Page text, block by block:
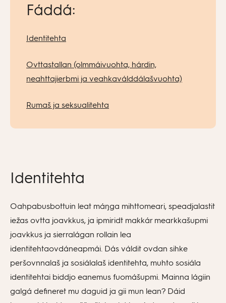
Fáddá:
Identitehta
Ovttastallan (olmmáivuohta, hárdin,
neahttajierbmi ja veahkaválddálašvuohta)
Rumaš ja seksualitehta
Identitehta
Oahpabusbottuin leat máŋga mihttomeari, speadjalastit
iežas ovtta joavkkus, ja ipmiridt makkár mearkkašupmi
joavkkus ja sierralágan rollain lea
identitehtaovdáneapmái. Dás váldit ovdan sihke
peršovnnalaš ja sosiálalaš identitehta, muhto sosiála
identitehtai biddjo eanemus fuomášupmi. Mainna lágiin
galgá defineret mu daguid ja gii mun lean? Dáid